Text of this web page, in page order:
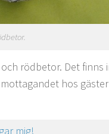
rödbetor. Det finns
hos